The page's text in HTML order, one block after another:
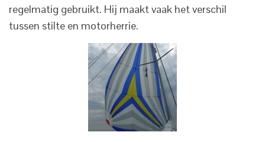
regelmatig gebruikt. Hij maakt vaak het verschil
tussen stilte en motorherrie.